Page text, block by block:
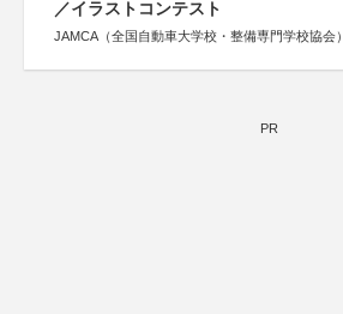
／イラストコンテスト
JAMCA（全国自動車大学校・整備専門学校協会）
PR